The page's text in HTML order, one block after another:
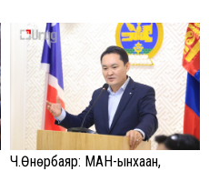
Ч.Өнөрбаяр: МАН-ынхаан,